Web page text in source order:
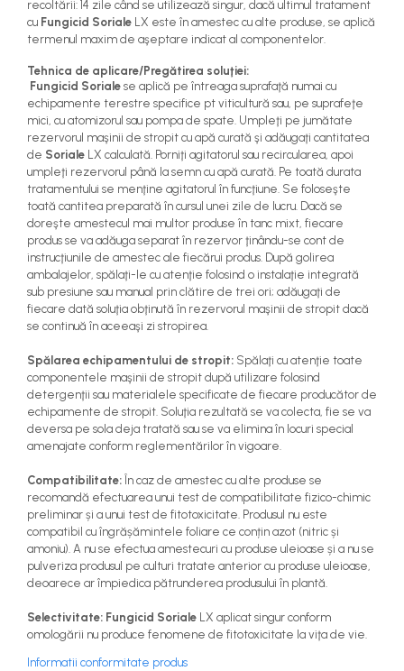
recoltării: 14 zile când se utilizează singur, dacă ultimul tratament
cu Fungicid Soriale LX este în amestec cu alte produse, se aplică
termenul maxim de aşeptare indicat al componentelor.
Tehnica de aplicare/Pregătirea soluţiei:
Fungicid Soriale se aplică pe întreaga suprafaţă numai cu
echipamente terestre specifice pt viticultură sau, pe suprafeţe
mici, cu atomizorul sau pompa de spate. Umpleţi pe jumătate
rezervorul maşinii de stropit cu apă curată şi adăugaţi cantitatea
de Soriale LX calculată. Porniţi agitatorul sau recircularea, apoi
umpleţi rezervorul până la semn cu apă curată. Pe toată durata
tratamentului se menţine agitatorul în funcţiune. Se foloseşte
toată cantitea preparată în cursul unei zile de lucru. Dacă se
doreşte amestecul mai multor produse în tanc mixt, fiecare
produs se va adăuga separat în rezervor ţinându-se cont de
instrucţiunile de amestec ale fiecărui produs. După golirea
ambalajelor, spălaţi-le cu atenţie folosind o instalaţie integrată
sub presiune sau manual prin clătire de trei ori; adăugaţi de
fiecare dată soluţia obţinută în rezervorul maşinii de stropit dacă
se continuă în aceeaşi zi stropirea.
Spălarea echipamentului de stropit: Spălaţi cu atenţie toate
componentele maşinii de stropit după utilizare folosind
detergenţii sau materialele specificate de fiecare producător de
echipamente de stropit. Soluţia rezultată se va colecta, fie se va
deversa pe sola deja tratată sau se va elimina în locuri special
amenajate conform reglementărilor în vigoare.
Compatibilitate: În caz de amestec cu alte produse se
recomandă efectuarea unui test de compatibilitate fizico-chimic
preliminar și a unui test de fitotoxicitate. Produsul nu este
compatibil cu îngrășămintele foliare ce conțin azot (nitric și
amoniu). A nu se efectua amestecuri cu produse uleioase și a nu se
pulveriza produsul pe culturi tratate anterior cu produse uleioase,
deoarece ar împiedica pătrunderea produsului în plantă.
Selectivitate: Fungicid Soriale LX aplicat singur conform
omologării nu produce fenomene de fitotoxicitate la viţa de vie.
Informatii conformitate produs